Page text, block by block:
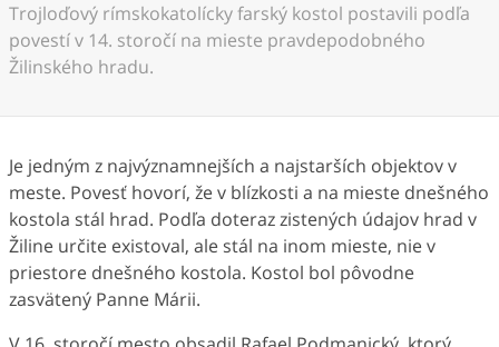
Trojloďový rímskokatolícky farský kostol postavili podľa
povestí v 14. storočí na mieste pravdepodobného
Žilinského hradu.
Je jedným z najvýznamnejších a najstarších objektov v
meste. Povesť hovorí, že v blízkosti a na mieste dnešného
kostola stál hrad. Podľa doteraz zistených údajov hrad v
Žiline určite existoval, ale stál na inom mieste, nie v
priestore dnešného kostola. Kostol bol pôvodne
zasvätený Panne Márii.